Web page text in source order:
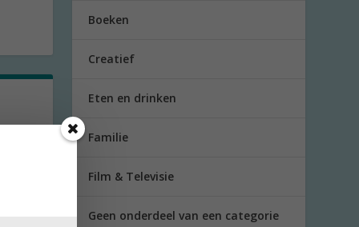
Boeken
Creatief
Eten en drinken
Familie
Film & Televisie
Geen onderdeel van een categorie